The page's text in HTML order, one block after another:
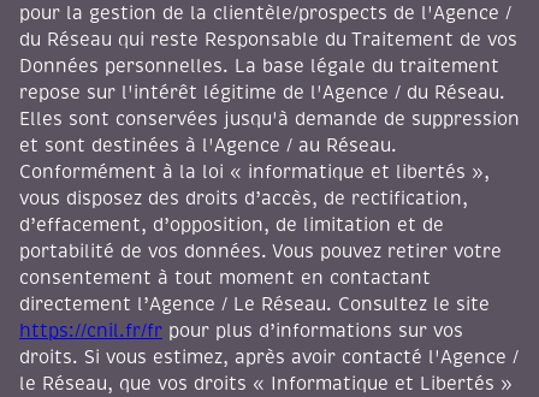
pour la gestion de la clientèle/prospects de l'Agence /
du Réseau qui reste Responsable du Traitement de vos
Données personnelles. La base légale du traitement
repose sur l'intérêt légitime de l'Agence / du Réseau.
Elles sont conservées jusqu'à demande de suppression
et sont destinées à l'Agence / au Réseau.
Conformément à la loi « informatique et libertés »,
vous disposez des droits d’accès, de rectification,
d’effacement, d’opposition, de limitation et de
portabilité de vos données. Vous pouvez retirer votre
consentement à tout moment en contactant
directement l’Agence / Le Réseau. Consultez le site
https://cnil.fr/fr pour plus d’informations sur vos
droits. Si vous estimez, après avoir contacté l'Agence /
le Réseau, que vos droits « Informatique et Libertés »